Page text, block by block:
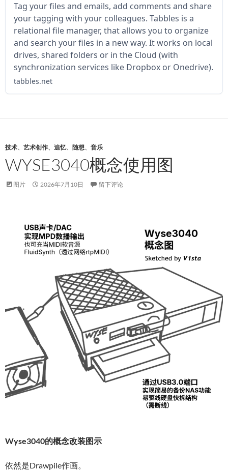
Tag your files and emails, add comments and share
your tagging with your colleagues. Tabbles is a
relational file manager, that allows you to organize
and search your files in a new way. It works on local
drives, shared folders or in the Cloud (with
synchronization services like Dropbox or Onedrive).
tabbles.net
技术、 艺术创作、 追忆、 随想、 音乐
WYSE3040概念使用图
图片 2026年7月10日 留下评论
Wyse3040的概念改装图示
依然是Drawpile作画。